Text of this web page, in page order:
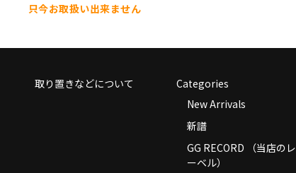
只今お取扱い出来ません
取り置きなどについて
Categories
New Arrivals
新譜
GG RECORD （当店のレ
ーベル）